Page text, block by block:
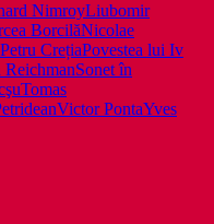
NimroyLiubomir
BorcilăNicolae
Petru CrețiaPovestea lui Iv
ReichmanSonet în
Tomas
Victor PontaYves